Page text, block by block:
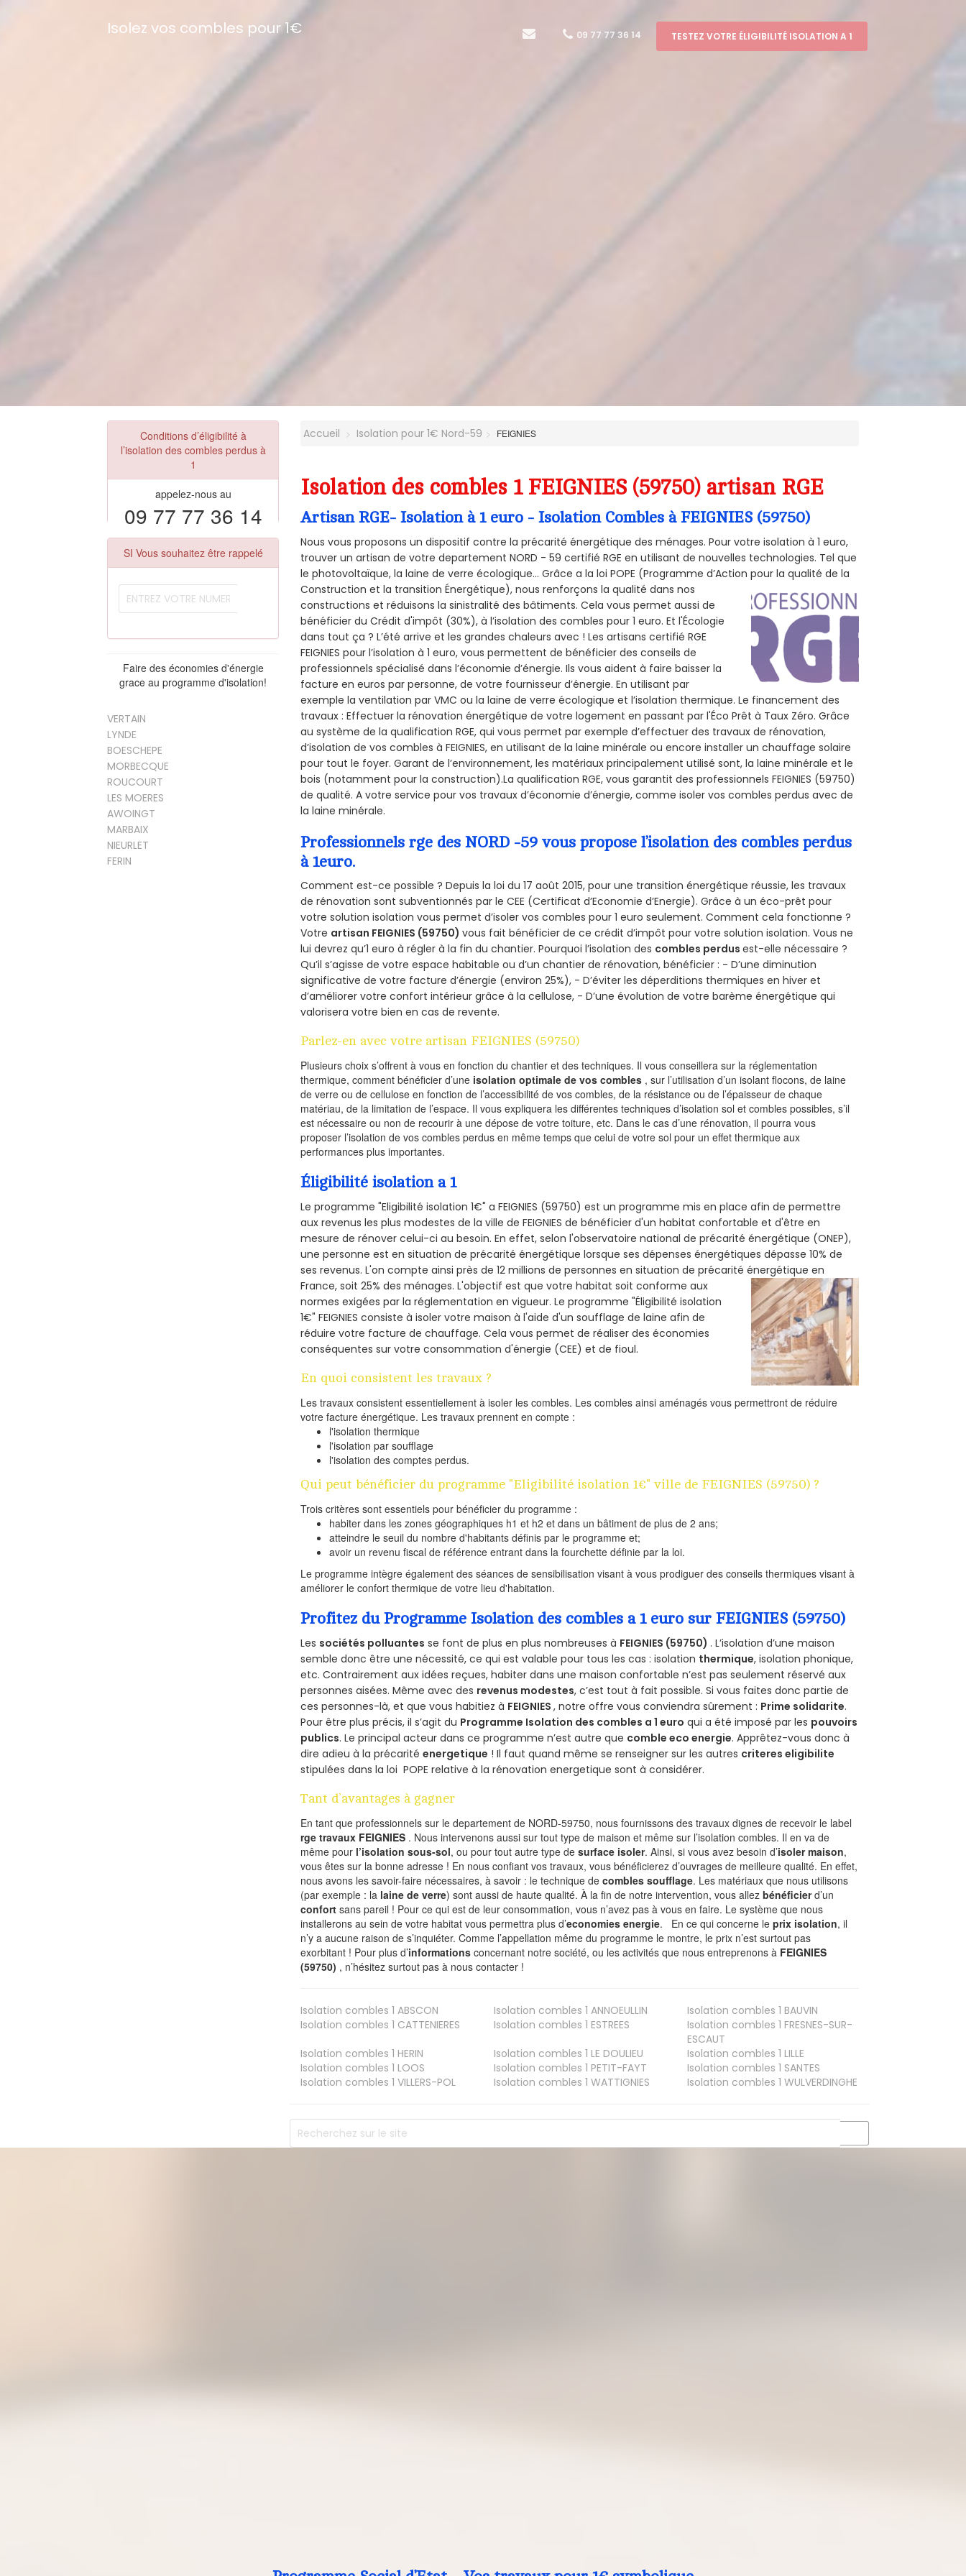
Isolez vos combles pour 1€ 09 77 77 36 14 TESTEZ VOTRE ÉLIGIBILITÉ ISOLATION A 1
Conditions d’éligibilité à
l’isolation des combles perdus à
1
appelez-nous au
09 77 77 36 14
SI Vous souhaitez être rappelé
Faire des économies d'énergie
grace au programme d'isolation!
VERTAIN
LYNDE
BOESCHEPE
MORBECQUE
ROUCOURT
LES MOERES
AWOINGT
MARBAIX
NIEURLET
FERIN
Accueil Isolation pour 1€ Nord-59 FEIGNIES
Isolation des combles 1 FEIGNIES (59750) artisan RGE
Artisan RGE- Isolation à 1 euro - Isolation Combles à FEIGNIES (59750)
Nous vous proposons un dispositif contre la précarité énergétique des ménages. Pour votre isolation à 1 euro,
trouver un artisan de votre departement NORD - 59 certifié RGE en utilisant de nouvelles technologies. Tel que
le photovoltaïque, la laine de verre écologique... Grâce a la loi POPE (Programme d’Action pour la qualité de la
Construction et la transition Énergétique), nous renforçons la qualité dans nos
constructions et réduisons la sinistralité des bâtiments. Cela vous permet aussi de
bénéficier du Crédit d'impôt (30%), à l’isolation des combles pour 1 euro. Et l'Écologie
dans tout ça ? L’été arrive et les grandes chaleurs avec ! Les artisans certifié RGE
FEIGNIES pour l’isolation à 1 euro, vous permettent de bénéficier des conseils de
professionnels spécialisé dans l’économie d’énergie. Ils vous aident à faire baisser la
facture en euros par personne, de votre fournisseur d’énergie. En utilisant par
exemple la ventilation par VMC ou la laine de verre écologique et l’isolation thermique. Le financement des
travaux : Effectuer la rénovation énergétique de votre logement en passant par l'Éco Prêt à Taux Zéro. Grâce
au système de la qualification RGE, qui vous permet par exemple d’effectuer des travaux de rénovation,
d’isolation de vos combles à FEIGNIES, en utilisant de la laine minérale ou encore installer un chauffage solaire
pour tout le foyer. Garant de l’environnement, les matériaux principalement utilisé sont, la laine minérale et le
bois (notamment pour la construction).La qualification RGE, vous garantit des professionnels FEIGNIES (59750)
de qualité. A votre service pour vos travaux d’économie d’énergie, comme isoler vos combles perdus avec de
la laine minérale.
Professionnels rge des NORD -59 vous propose l’isolation des combles perdus
à 1euro.
Comment est-ce possible ? Depuis la loi du 17 août 2015, pour une transition énergétique réussie, les travaux
de rénovation sont subventionnés par le CEE (Certificat d’Economie d’Energie). Grâce à un éco-prêt pour
votre solution isolation vous permet d’isoler vos combles pour 1 euro seulement. Comment cela fonctionne ?
Votre artisan FEIGNIES (59750)vous fait bénéficier de ce crédit d’impôt pour votre solution isolation. Vous ne
lui devrez qu’1 euro à régler à la fin du chantier. Pourquoi l’isolation des combles perdusest-elle nécessaire ?
Qu’il s’agisse de votre espace habitable ou d’un chantier de rénovation, bénéficier : - D’une diminution
significative de votre facture d’énergie (environ 25%), - D’éviter les déperditions thermiques en hiver et
d’améliorer votre confort intérieur grâce à la cellulose, - D’une évolution de votre barème énergétique qui
valorisera votre bien en cas de revente.
Parlez-en avec votre artisan FEIGNIES (59750)
Plusieurs choix s’offrent à vous en fonction du chantier et des techniques. Il vous conseillera sur la réglementation
thermique, comment bénéficier d’une isolation optimale de vos combles , sur l’utilisation d’un isolant flocons, de laine
de verre ou de cellulose en fonction de l’accessibilité de vos combles, de la résistance ou de l’épaisseur de chaque
matériau, de la limitation de l’espace. Il vous expliquera les différentes techniques d’isolation sol et combles possibles, s’il
est nécessaire ou non de recourir à une dépose de votre toiture, etc. Dans le cas d’une rénovation, il pourra vous
proposer l’isolation de vos combles perdus en même temps que celui de votre sol pour un effet thermique aux
performances plus importantes.
Éligibilité isolation a 1
Le programme "Eligibilité isolation 1€" a FEIGNIES (59750) est un programme mis en place afin de permettre
aux revenus les plus modestes de la ville de FEIGNIES de bénéficier d'un habitat confortable et d'être en
mesure de rénover celui-ci au besoin. En effet, selon l'observatoire national de précarité énergétique (ONEP),
une personne est en situation de précarité énergétique lorsque ses dépenses énergétiques dépasse 10% de
ses revenus. L'on compte ainsi près de 12 millions de personnes en situation de précarité énergétique en
France, soit 25% des ménages.L'objectif est que votre habitat soit conforme aux
normes exigées par la réglementation en vigueur. Le programme "Éligibilité isolation
1€" FEIGNIES consiste à isoler votre maison à l'aide d'un soufflage de laine afin de
réduire votre facture de chauffage. Cela vous permet de réaliser des économies
conséquentes sur votre consommation d'énergie (CEE) et de fioul.
En quoi consistent les travaux ?
Les travaux consistent essentiellement à isoler les combles. Les combles ainsi aménagés vous permettront de réduire
votre facture énergétique. Les travaux prennent en compte :
l'isolation thermique
l'isolation par soufflage
l'isolation des comptes perdus.
Qui peut bénéficier du programme "Eligibilité isolation 1€" ville de FEIGNIES (59750) ?
Trois critères sont essentiels pour bénéficier du programme :
habiter dans les zones géographiques h1 et h2 et dans un bâtiment de plus de 2 ans;
atteindre le seuil du nombre d'habitants définis par le programme et;
avoir un revenu fiscal de référence entrant dans la fourchette définie par la loi.
Le programme intègre également des séances de sensibilisation visant à vous prodiguer des conseils thermiques visant à
améliorer le confort thermique de votre lieu d'habitation.
Profitez du Programme Isolation des combles a 1 euro sur FEIGNIES (59750)
Les sociétés polluantes se font de plus en plus nombreuses à FEIGNIES (59750) . L’isolation d’une maison
semble donc être une nécessité, ce qui est valable pour tous les cas : isolation thermique, isolation phonique,
etc. Contrairement aux idées reçues, habiter dans une maison confortable n’est pas seulement réservé aux
personnes aisées. Même avec des revenus modestes, c’est tout à fait possible. Si vous faites donc partie de
ces personnes-là, et que vous habitiez à FEIGNIES, notre offre vous conviendra sûrement : Prime solidarite.
Pour être plus précis, il s’agit du Programme Isolation des combles a 1 euro qui a été imposé par les pouvoirs
publics. Le principal acteur dans ce programme n’est autre que comble eco energie. Apprêtez-vous donc à
dire adieu à la précaritéenergetique ! Il faut quand même se renseigner sur les autres criteres eligibilite
stipulées dans la loi POPE relative à la rénovation energetique sont à considérer.
Tant d’avantages à gagner
En tant que professionnels sur le departement de NORD-59750, nous fournissons des travaux dignes de recevoir le label
rge travaux FEIGNIES . Nous intervenons aussi sur tout type de maison et même sur l’isolation combles. Il en va de
même pour l’isolation sous-sol, ou pour tout autre type desurface isoler. Ainsi, si vous avez besoin d’isoler maison,
vous êtes sur la bonne adresse ! En nous confiant vos travaux, vous bénéficierez d’ouvrages de meilleure qualité. En effet,
nous avons les savoir-faire nécessaires, à savoir : le technique decombles soufflage. Les matériaux que nous utilisons
(par exemple : la laine de verre) sont aussi de haute qualité. À la fin de notre intervention, vous allezbénéficierd’un
confort sans pareil ! Pour ce qui est de leur consommation, vous n’avez pas à vous en faire. Le système que nous
installerons au sein de votre habitat vous permettra plus d’economies energie. En ce qui concerne leprix isolation, il
n’y a aucune raison de s’inquiéter. Comme l’appellation même du programme le montre, le prix n’est surtout pas
exorbitant ! Pour plus d’informations concernant notre société, ou les activités que nous entreprenons à FEIGNIES
(59750) , n’hésitez surtout pas à nous contacter !
Isolation combles 1 ABSCON Isolation combles 1 ANNOEULLIN Isolation combles 1 BAUVIN
Isolation combles 1 CATTENIERES Isolation combles 1 ESTREES Isolation combles 1 FRESNES-SUR-
ESCAUT
Isolation combles 1 HERIN Isolation combles 1 LE DOULIEU Isolation combles 1 LILLE
Isolation combles 1 LOOS Isolation combles 1 PETIT-FAYT Isolation combles 1 SANTES
Isolation combles 1 VILLERS-POL Isolation combles 1 WATTIGNIES Isolation combles 1 WULVERDINGHE